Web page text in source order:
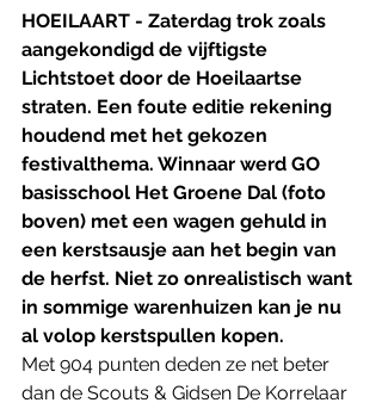
HOEILAART - Zaterdag trok zoals
aangekondigd de vijftigste
Lichtstoet door de Hoeilaartse
straten. Een foute editie rekening
houdend met het gekozen
festivalthema. Winnaar werd GO
basisschool Het Groene Dal (foto
boven) met een wagen gehuld in
een kerstsausje aan het begin van
de herfst. Niet zo onrealistisch want
in sommige warenhuizen kan je nu
al volop kerstspullen kopen.
Met 904 punten deden ze net beter
dan de Scouts & Gidsen De Korrelaar